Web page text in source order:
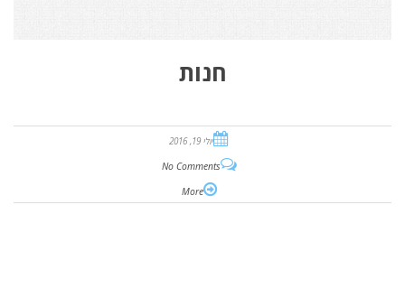
חנות
יולי 19, 2016
No Comments
More